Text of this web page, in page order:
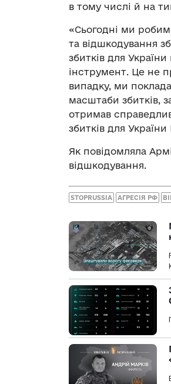
в тому числі й на
«Сьогодні ми
та відшкодування
збитків для
інструмент. Це не
випадку, ми
масштаби збитків,
отримав
збитків для
Як повідомляла
відшкодування.
STOPRUSSIA АГРЕСІЯ РФ